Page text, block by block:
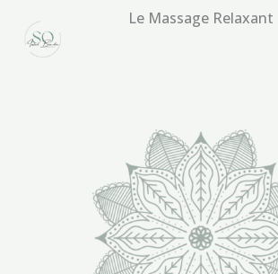
contenu
Le Massage Relaxant